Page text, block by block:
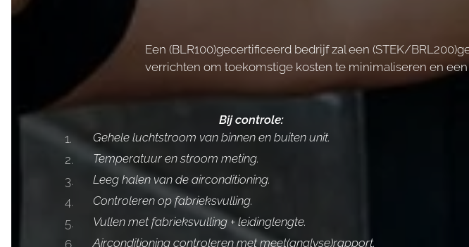
Een (BLR100)gecertificeerd bedrijf zal een (STEK/
verrichten om toekomstige kosten te minimaliseren en
Bij controle:
Gehele luchtstroom van binnen en buiten unit.
Temperatuur en stroom meting.
Leeg halen van de airconditioning.
Controleren op fabrieksvulling.
Vullen met fabrieksvulling + leidinglengte.
Airconditioning controleren met meet(analyse)rapport.